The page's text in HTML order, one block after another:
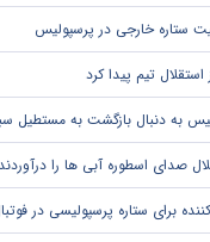
ستاره خارجی در پرسپولیس
تیم پیدا کرد
دنبال بازگشت به مستطیل سبز ؛ سورپرایز
صدای اسطوره آبی ها را
برای ستاره پرسپولیسی در